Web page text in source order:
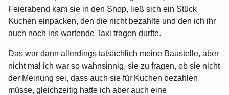
Feierabend kam sie in den Shop, ließ sich ein Stück
Kuchen einpacken, den die nicht bezahlte und den ich ihr
auch noch ins wartende Taxi tragen durfte.
Das war dann allerdings tatsächlich meine Baustelle, aber
nicht mal ich war so wahnsinnig, sie zu fragen, ob sie nicht
der Meinung sei, dass auch sie für Kuchen bezahlen
müsse, gleichzeitig hatte ich aber auch eine